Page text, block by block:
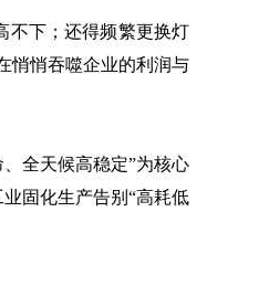
下；还得频繁更换灯
悄悄吞噬企业的利润与
全天候高稳定”为核心
固化生产告别“高耗低